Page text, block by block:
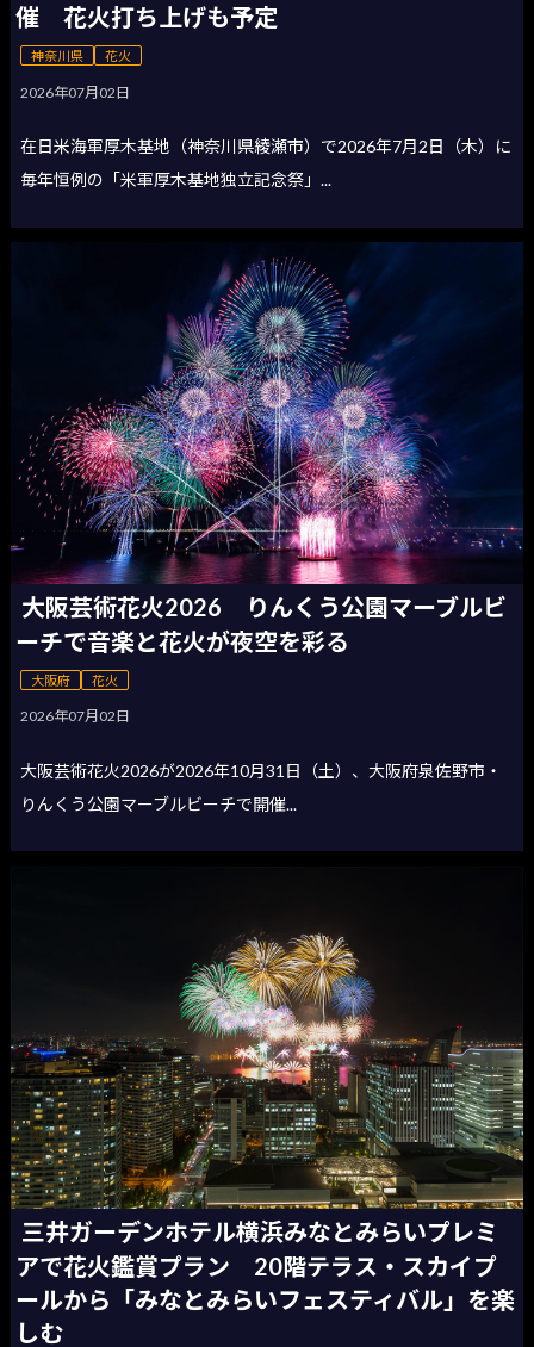
催 花火打ち上げも予定
神奈川県 花火
2026年07月02日
在日米海軍厚木基地（神奈川県綾瀬市）で2026年7月2日（木）に
毎年恒例の「米軍厚木基地独立記念祭」...
大阪芸術花火2026 りんくう公園マーブルビ
ーチで音楽と花火が夜空を彩る
大阪府 花火
2026年07月02日
大阪芸術花火2026が2026年10月31日（土）、大阪府泉佐野市・
りんくう公園マーブルビーチで開催...
三井ガーデンホテル横浜みなとみらいプレミ
アで花火鑑賞プラン 20階テラス・スカイプ
ールから「みなとみらいフェスティバル」を楽
しむ